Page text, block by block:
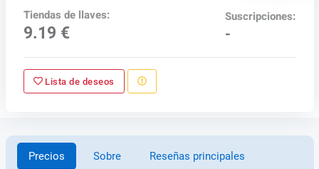
Tiendas de llaves:
9.19 €
Suscripciones:
-
Lista de deseos
Precios Sobre Reseñas principales